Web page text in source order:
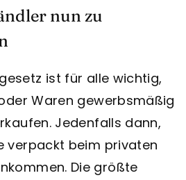
nun zu
ist für alle wichtig,
Waren gewerbsmäßig
Jedenfalls dann,
verpackt beim privaten
Die größte